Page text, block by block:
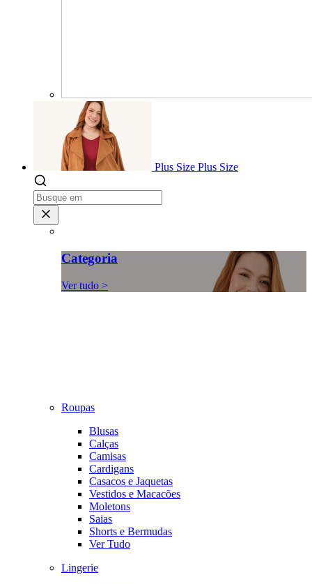
Plus Size Plus Size
Categoria
Ver tudo >
Roupas
Blusas
Calças
Camisas
Cardigans
Casacos e Jaquetas
Vestidos e Macacões
Moletons
Saias
Shorts e Bermudas
Ver Tudo
Lingerie